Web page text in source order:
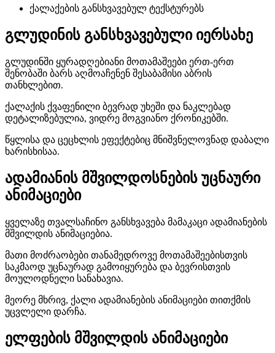
ქალაქების განსხვავებულ ტექსტურებს
გლუდინის განსხვავებული იერსახე
გლუდინში ყურადღებიანი მოთამაშეები ერთ-ერთ
შენობაში ბარს აღმოაჩენენ შესაბამისი აბრის
თანხლებით.
ქალაქის ქვაფენილი ბევრად უხეში და ნაკლებად
დეტალიზებულია, ვიდრე მოგვიანო ქრონიკებში.
წყლისა და ცეცხლის ეფექტებიც მნიშვნელოვნად დაბალი
ხარისხისაა.
ადამიანის მშვილდოსნების უცნაური
ანიმაციები
ყველაზე თვალსაჩინო განსხვავება მამაკაცი ადამიანების
მშვილდის ანიმაციებია.
მათი მოძრაობები თანამედროვე მოთამაშეებისთვის
საკმაოდ უცნაურად გამოიყურება და ბევრისთვის
მოულოდნელი სანახავია.
მეორე მხრივ, ქალი ადამიანების ანიმაციები თითქმის
უცვლელი დარჩა.
ელფების მშვილდის ანიმაციები